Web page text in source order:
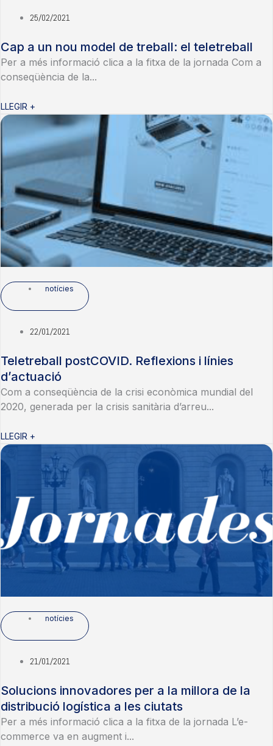
25/02/2021
Cap a un nou model de treball: el teletreball
Per a més informació clica a la fitxa de la jornada Com a
conseqüència de la...
LLEGIR +
notícies
22/01/2021
Teletreball postCOVID. Reflexions i línies
d’actuació
Com a conseqüència de la crisi econòmica mundial del
2020, generada per la crisis sanitària d’arreu...
LLEGIR +
notícies
21/01/2021
Solucions innovadores per a la millora de la
distribució logística a les ciutats
Per a més informació clica a la fitxa de la jornada L’e-
commerce va en augment i...